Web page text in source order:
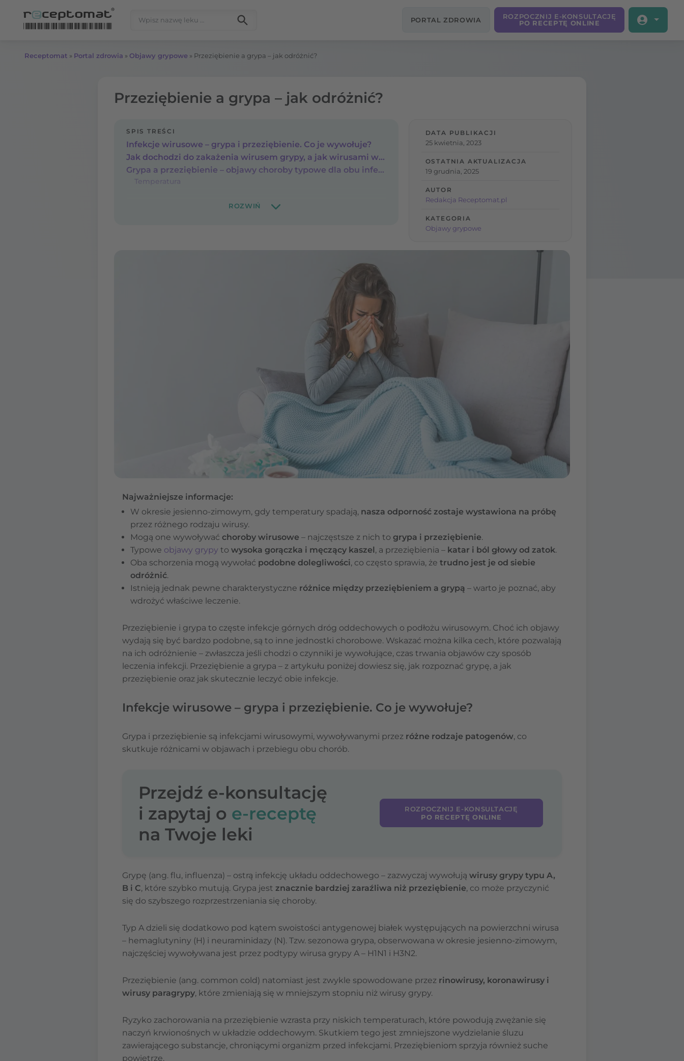
PORTAL ZDROWIA
ROZPOCZNIJ E-KONSULTACJĘ
PO RECEPTĘ ONLINE
Receptomat » Portal zdrowia » Objawy grypowe » Przeziębienie a grypa – jak odróżnić?
Przeziębienie a grypa – jak odróżnić?
SPIS TREŚCI
Infekcje wirusowe – grypa i przeziębienie. Co je wywołuje?
Jak dochodzi do zakażenia wirusem grypy, a jak wirusami wywołującymi przeziębienie?
Grypa a przeziębienie – objawy choroby typowe dla obu infekcji
Temperatura
DATA PUBLIKACJI
25 kwietnia, 2023
OSTATNIA AKTUALIZACJA
19 grudnia, 2025
AUTOR
Redakcja Receptomat.pl
KATEGORIA
Objawy grypowe
Najważniejsze informacje:
W okresie jesienno-zimowym, gdy temperatury spadają, nasza odporność zostaje wystawiona na próbę
przez różnego rodzaju wirusy.
Mogą one wywoływać choroby wirusowe – najczęstsze z nich to grypa i przeziębienie.
Typowe objawy grypy to wysoka gorączka i męczący kaszel, a przeziębienia – katar i ból głowy od zatok.
Oba schorzenia mogą wywołać podobne dolegliwości, co często sprawia, że trudno jest je od siebie
odróżnić.
Istnieją jednak pewne charakterystyczne różnice między przeziębieniem a grypą – warto je poznać, aby
wdrożyć właściwe leczenie.
Przeziębienie i grypa to częste infekcje górnych dróg oddechowych o podłożu wirusowym. Choć ich objawy
wydają się być bardzo podobne, są to inne jednostki chorobowe. Wskazać można kilka cech, które pozwalają
na ich odróżnienie – zwłaszcza jeśli chodzi o czynniki je wywołujące, czas trwania objawów czy sposób
leczenia infekcji. Przeziębienie a grypa – z artykułu poniżej dowiesz się, jak rozpoznać grypę, a jak
przeziębienie oraz jak skutecznie leczyć obie infekcje.
Infekcje wirusowe – grypa i przeziębienie. Co je wywołuje?
Grypa i przeziębienie są infekcjami wirusowymi, wywoływanymi przez różne rodzaje patogenów, co
skutkuje różnicami w objawach i przebiegu obu chorób.
Przejdź e-konsultację
i zapytaj o e-receptę
na Twoje leki
ROZPOCZNIJ E-KONSULTACJĘ
PO RECEPTĘ ONLINE
Grypę (ang. flu, influenza) – ostrą infekcję układu oddechowego – zazwyczaj wywołują wirusy grypy typu A,
B i C, które szybko mutują. Grypa jest znacznie bardziej zaraźliwa niż przeziębienie, co może przyczynić
się do szybszego rozprzestrzeniania się choroby.
Typ A dzieli się dodatkowo pod kątem swoistości antygenowej białek występujących na powierzchni wirusa
– hemaglutyniny (H) i neuraminidazy (N). Tzw. sezonowa grypa, obserwowana w okresie jesienno-zimowym,
najczęściej wywoływana jest przez podtypy wirusa grypy A – H1N1 i H3N2.
Przeziębienie (ang. common cold) natomiast jest zwykle spowodowane przez rinowirusy, koronawirusy i
wirusy paragrypy, które zmieniają się w mniejszym stopniu niż wirusy grypy.
Ryzyko zachorowania na przeziębienie wzrasta przy niskich temperaturach, które powodują zwężanie się
naczyń krwionośnych w układzie oddechowym. Skutkiem tego jest zmniejszone wydzielanie śluzu
zawierającego substancje, chroniącymi organizm przed infekcjami. Przeziębieniom sprzyja również suche
powietrze.